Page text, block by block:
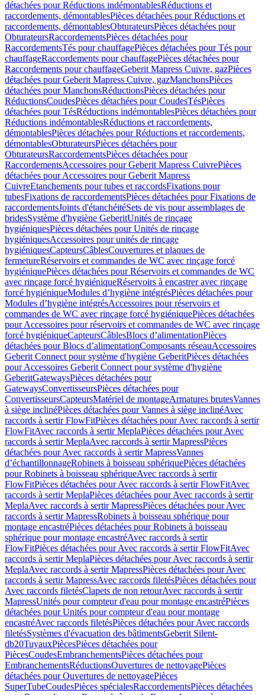
détachées pour Réductions indémontablesRéductions et
raccordements, démontablesPièces détachées pour Réductions et
raccordements, démontablesObturateursPièces détachées pour
ObturateursRaccordementsPièces détachées pour
RaccordementsTés pour chauffagePièces détachées pour Tés pour
chauffageRaccordements pour chauffagePièces détachées pour
Raccordements pour chauffageGeberit Mapress Cuivre, gazPièces
détachées pour Geberit Mapress Cuivre, gazManchonsPièces
détachées pour ManchonsRéductionsPièces détachées pour
RéductionsCoudesPièces détachées pour CoudesTésPièces
détachées pour TésRéductions indémontablesPièces détachées pour
Réductions indémontablesRéductions et raccordements,
démontablesPièces détachées pour Réductions et raccordements,
démontablesObturateursPièces détachées pour
ObturateursRaccordementsPièces détachées pour
RaccordementsAccessoires pour Geberit Mapress CuivrePièces
détachées pour Accessoires pour Geberit Mapress
CuivreEtanchements pour tubes et raccordsFixations pour
tubesFixations de raccordementsPièces détachées pour Fixations de
raccordementsJoints d'étanchéitéSets de vis pour assemblages de
bridesSystème d'hygiène GeberitUnités de rinçage
hygiéniquesPièces détachées pour Unités de rinçage
hygiéniquesAccessoires pour unités de rinçage
hygiéniquesCapteursCâblesCouvertures et plaques de
fermetureRéservoirs et commandes de WC avec rinçage forcé
hygiéniquePièces détachées pour Réservoirs et commandes de WC
avec rinçage forcé hygiéniqueRéservoirs à encastrer avec rinçage
forcé hygiéniqueModules d’hygiène intégrésPièces détachées pour
Modules d’hygiène intégrésAccessoires pour réservoirs et
commandes de WC avec rinçage forcé hygiéniquePièces détachées
pour Accessoires pour réservoirs et commandes de WC avec rinçage
forcé hygiéniqueCapteursCâblesBlocs d’alimentationPièces
détachées pour Blocs d’alimentationComposants réseauAccessoires
Geberit Connect pour système d'hygiène GeberitPièces détachées
pour Accessoires Geberit Connect pour système d'hygiène
GeberitGatewaysPièces détachées pour
GatewaysConvertisseursPièces détachées pour
ConvertisseursCapteursMatériel de montageArmatures brutesVannes
à siège inclinéPièces détachées pour Vannes à siège inclinéAvec
raccords à sertir FlowFitPièces détachées pour Avec raccords à sertir
FlowFitAvec raccords à sertir MeplaPièces détachées pour Avec
raccords à sertir MeplaAvec raccords à sertir MapressPièces
détachées pour Avec raccords à sertir MapressVannes
d’échantillonnageRobinets à boisseau sphériquePièces détachées
pour Robinets à boisseau sphériqueAvec raccords à sertir
FlowFitPièces détachées pour Avec raccords à sertir FlowFitAvec
raccords à sertir MeplaPièces détachées pour Avec raccords à sertir
MeplaAvec raccords à sertir MapressPièces détachées pour Avec
raccords à sertir MapressRobinets à boisseau sphérique pour
montage encastréPièces détachées pour Robinets à boisseau
sphérique pour montage encastréAvec raccords à sertir
FlowFitPièces détachées pour Avec raccords à sertir FlowFitAvec
raccords à sertir MeplaPièces détachées pour Avec raccords à sertir
MeplaAvec raccords à sertir MapressPièces détachées pour Avec
raccords à sertir MapressAvec raccords filetésPièces détachées pour
Avec raccords filetésClapets de non retourAvec raccords à sertir
MapressUnités pour compteur d'eau pour montage encastréPièces
détachées pour Unités pour compteur d'eau pour montage
encastréAvec raccords filetésPièces détachées pour Avec raccords
filetésSystèmes d'évacuation des bâtimentsGeberit Silent-
db20TuyauxPiècesPièces détachées pour
PiècesCoudesEmbranchementsPièces détachées pour
EmbranchementsRéductionsOuvertures de nettoyagePièces
détachées pour Ouvertures de nettoyagePièces
SuperTubeCoudesPièces spécialesRaccordementsPièces détachées